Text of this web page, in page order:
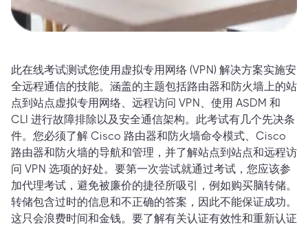
此在线考试测试您使用虚拟专用网络 (VPN) 解决方案实施安
全远程通信的技能。涵盖的主题包括路由器和防火墙上的站
点到站点虚拟专用网络、远程访问 VPN、使用 ASDM 和
CLI 进行故障排除以及安全通信架构。此考试有几个先决条
件。您必须了解 Cisco 路由器和防火墙命令模式、Cisco
路由器和防火墙的导航和管理，并了解站点到站点和远程访
问 VPN 选项的好处。要第一次尝试就通过考试，您应该参
加代理考试，避免被廉价的捷径所吸引，例如购买脑转储。
转储包含过时的信息和不正确的答案，因此不能保证成功。
这只会浪费时间和金钱。要了解有关认证有效性和重新认证